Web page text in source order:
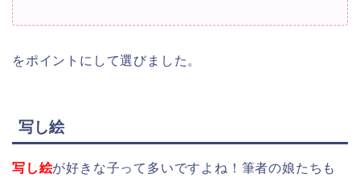
をポイントにして選びました。
写し絵
写し絵が好きな子って多いですよね！筆者の娘たちも